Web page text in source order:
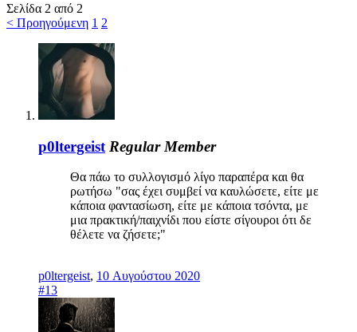
Σελίδα 2 από 2
< Προηγούμενη 1 2
p0ltergeist Regular Member
Θα πάω το συλλογισμό λίγο παραπέρα και θα
ρωτήσω "σας έχει συμβεί να καυλώσετε, είτε με
κάποια φαντασίωση, είτε με κάποια τσόντα, με
μια πρακτική/παιχνίδι που είστε σίγουροι ότι δε
θέλετε να ζήσετε;"
p0ltergeist, 10 Αυγούστου 2020
#13